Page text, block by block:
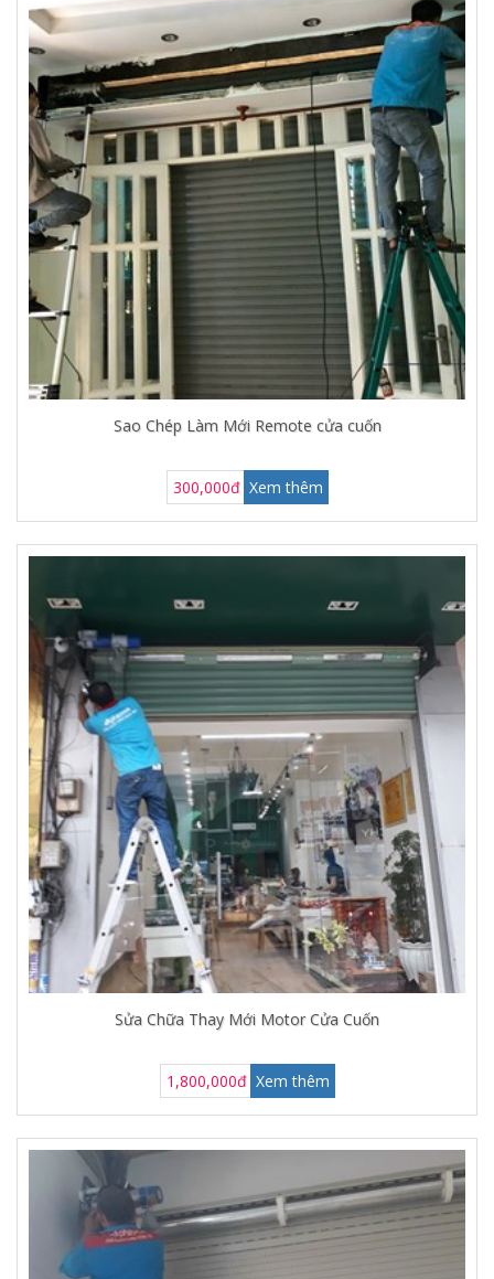
Sao Chép Làm Mới Remote cửa cuốn
300,000đ Xem thêm
Sửa Chữa Thay Mới Motor Cửa Cuốn
1,800,000đ Xem thêm